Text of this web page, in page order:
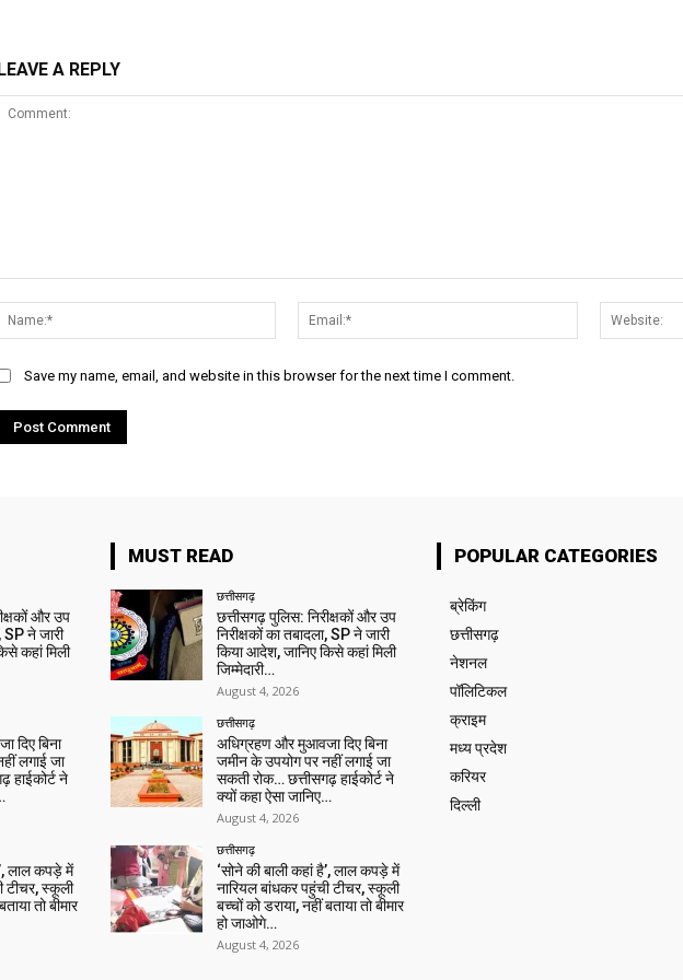
A REPLY
Name:*
Email:*
Save my name, email, and website in this browser for the next time I comment.
और उप
SP ने जारी
कहां मिली
दिए बिना
लगाई जा
हाईकोर्ट ने
लाल कपड़े में
टीचर, स्कूली
तो बीमार
MUST READ
छत्तीसगढ़
छत्तीसगढ़ पुलिस: निरीक्षकों और उप
निरीक्षकों का तबादला, SP ने जारी
किया आदेश, जानिए किसे कहां मिली
जिम्मेदारी…
August 4, 2026
छत्तीसगढ़
अधिग्रहण और मुआवजा दिए बिना
जमीन के उपयोग पर नहीं लगाई जा
सकती रोक… छत्तीसगढ़ हाईकोर्ट ने
क्यों कहा ऐसा जानिए…
August 4, 2026
छत्तीसगढ़
‘सोने की बाली कहां है’, लाल कपड़े में
नारियल बांधकर पहुंची टीचर, स्कूली
बच्चों को डराया, नहीं बताया तो बीमार
हो जाओगे…
August 4, 2026
POPULAR CATEGORIES
ब्रेकिंग
छत्तीसगढ़
नेशनल
पॉलिटिकल
क्राइम
मध्य प्रदेश
करियर
दिल्ली